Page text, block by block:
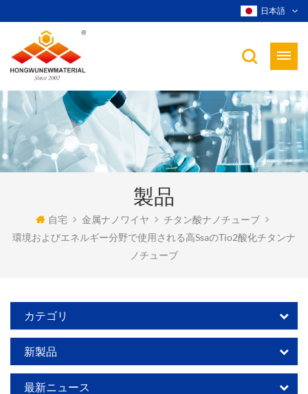
日本語
製品
自宅 金属ナノワイヤ
チタン酸ナノチューブ
環境およびエネルギー分野で使用される高ssaのtio2酸化チタンナ
ノチューブ
カテゴリ
新製品
最新ニュース